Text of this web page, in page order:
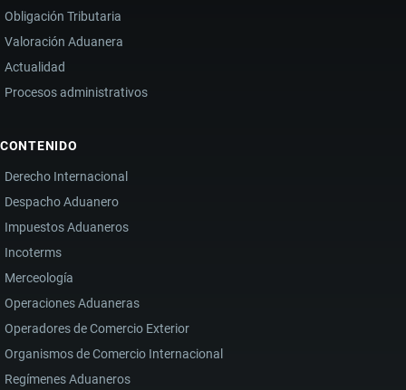
Obligación Tributaria
Valoración Aduanera
Actualidad
Procesos administrativos
CONTENIDO
Derecho Internacional
Despacho Aduanero
Impuestos Aduaneros
Incoterms
Merceología
Operaciones Aduaneras
Operadores de Comercio Exterior
Organismos de Comercio Internacional
Regímenes Aduaneros